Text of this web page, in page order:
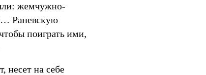
жемчужно-
Раневскую
поиграть ими,
несет на себе